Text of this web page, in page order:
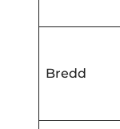
Bredd